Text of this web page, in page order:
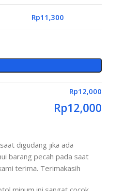
Rp11,300
Rp12,000
Rp12,000
digudang jika ada
barang pecah pada saat
terima. Terimakasih